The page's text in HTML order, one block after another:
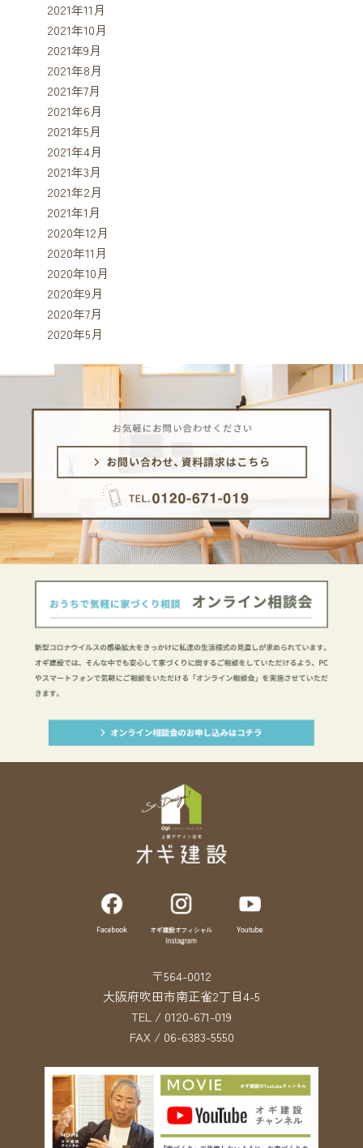
2021年11月
2021年10月
2021年9月
2021年8月
2021年7月
2021年6月
2021年5月
2021年4月
2021年3月
2021年2月
2021年1月
2020年12月
2020年11月
2020年10月
2020年9月
2020年7月
2020年5月
〒564-0012
大阪府吹田市南正雀2丁目4-5
TEL / 0120-671-019
FAX / 06-6383-5550